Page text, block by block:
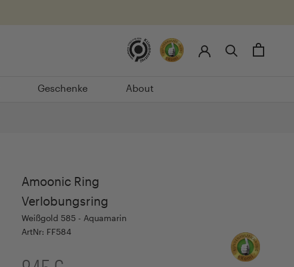
Geschenke
Geschenke
About
About
Amoonic Ring
Verlobungsring
Weißgold 585 - Aquamarin
ArtNr: FF584